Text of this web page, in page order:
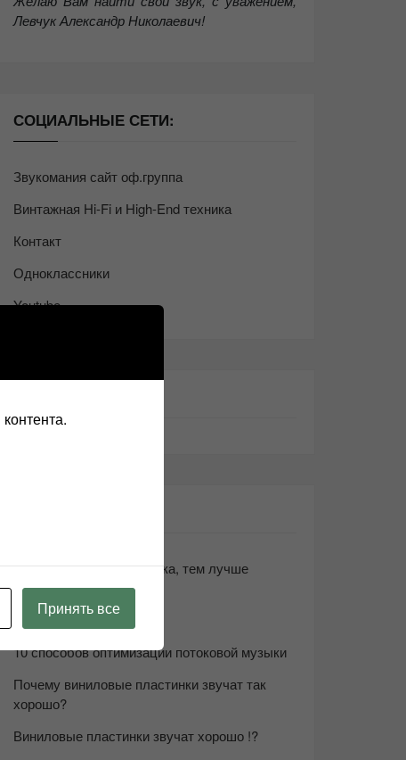
Левчук Александр Николаевич!
СОЦИАЛЬНЫЕ СЕТИ:
Звукомания сайт оф.группа
Винтажная Hi-Fi и High-End техника
Контакт
Одноклассники
Youtube
Чем дороже аудиотехника, тем лучше
звучит?
Секреты Hi-Fi
10 способов оптимизации потоковой музыки
Почему виниловые пластинки звучат так
хорошо?
Виниловые пластинки звучат хорошо !?
Принять все